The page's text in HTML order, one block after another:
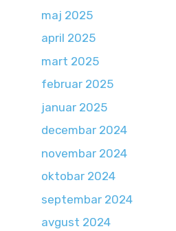
maj 2025
april 2025
mart 2025
februar 2025
januar 2025
decembar 2024
novembar 2024
oktobar 2024
septembar 2024
avgust 2024